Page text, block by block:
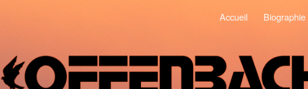
Skip to
Accueil Biographie